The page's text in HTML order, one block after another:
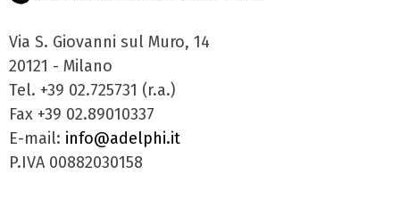
Via S. Giovanni sul Muro, 14
20121 - Milano
Tel. +39 02.725731 (r.a.)
Fax +39 02.89010337
E-mail: info@adelphi.it
P.IVA 00882030158